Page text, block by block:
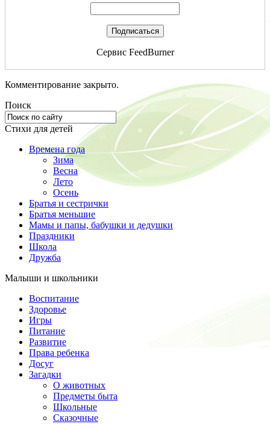
Сервис FeedBurner
Комментирование закрыто.
Поиск
Стихи для детей
Времена года
Зима
Весна
Лето
Осень
Братья и сестрички
Братья меньшие
Мамы и папы, бабушки и дедушки
Праздники
Школа
Дружба
Малыши и школьники
Воспитание
Здоровье
Игры
Питание
Развитие
Права ребенка
Досуг
Загадки
О животных
Предметы быта
Школьные
Сказочные